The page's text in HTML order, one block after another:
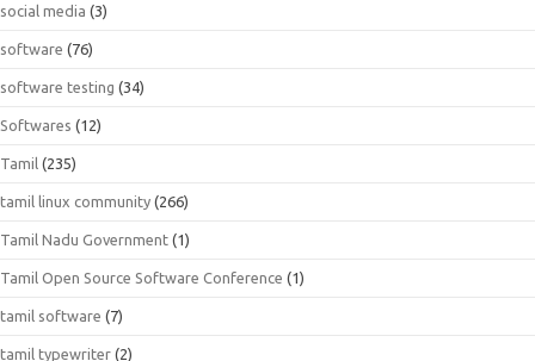
social media (3)
software (76)
software testing (34)
Softwares (12)
Tamil (235)
tamil linux community (266)
Tamil Nadu Government (1)
Tamil Open Source Software Conference (1)
tamil software (7)
tamil typewriter (2)